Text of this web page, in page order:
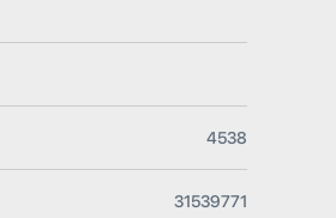
4538
31539771